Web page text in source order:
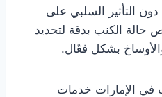
التأثير السلبي على
حالة الكنب بدقة لتحديد
بشكل فعّال.
الإمارات خدمات